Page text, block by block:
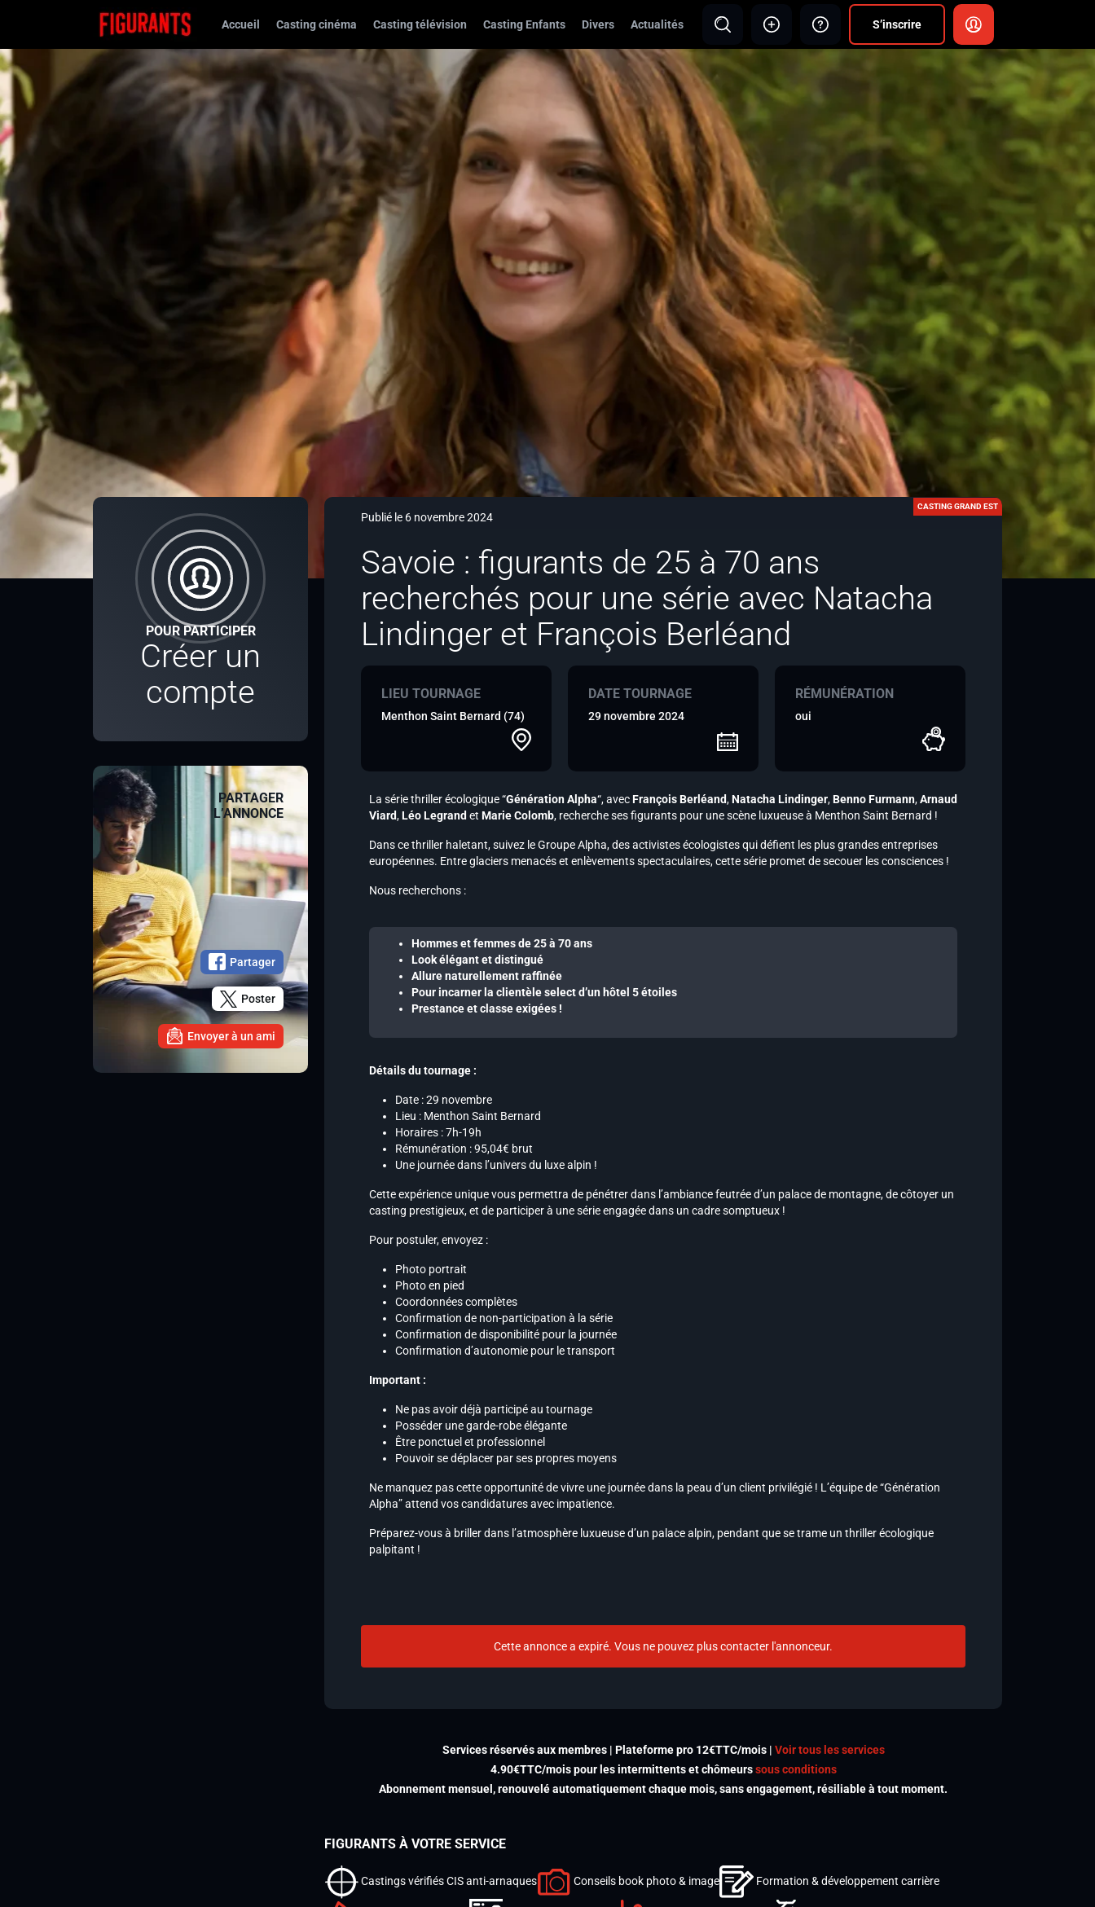
Accueil Casting cinéma Casting télévision Casting Enfants Divers Actualités S’inscrire
POUR PARTICIPER
Créer un
compte
PARTAGER
L’ANNONCE
Partager
Poster
Envoyer à un ami
Publié le 6 novembre 2024
CASTING GRAND EST
Savoie : figurants de 25 à 70 ans
recherchés pour une série avec Natacha
Lindinger et François Berléand
LIEU TOURNAGE
Menthon Saint Bernard (74)
DATE TOURNAGE
29 novembre 2024
RÉMUNÉRATION
oui
La série thriller écologique “Génération Alpha“, avecFrançois Berléand,Natacha Lindinger,Benno Furmann,Arnaud
Viard,Léo Legrand et Marie Colomb, recherche ses figurants pour une scène luxueuse à Menthon Saint Bernard !
Dans ce thriller haletant, suivez le Groupe Alpha, des activistes écologistes qui défient les plus grandes entreprises
européennes. Entre glaciers menacés et enlèvements spectaculaires, cette série promet de secouer les consciences !
Nous recherchons :
Hommes et femmes de 25 à 70 ans
Look élégant et distingué
Allure naturellement raffinée
Pour incarner la clientèle select d’un hôtel 5 étoiles
Prestance et classe exigées !
Détails du tournage :
Date : 29 novembre
Lieu : Menthon Saint Bernard
Horaires : 7h-19h
Rémunération : 95,04€ brut
Une journée dans l’univers du luxe alpin !
Cette expérience unique vous permettra de pénétrer dans l’ambiance feutrée d’un palace de montagne, de côtoyer un
casting prestigieux, et de participer à une série engagée dans un cadre somptueux !
Pour postuler, envoyez :
Photo portrait
Photo en pied
Coordonnées complètes
Confirmation de non-participation à la série
Confirmation de disponibilité pour la journée
Confirmation d’autonomie pour le transport
Important :
Ne pas avoir déjà participé au tournage
Posséder une garde-robe élégante
Être ponctuel et professionnel
Pouvoir se déplacer par ses propres moyens
Ne manquez pas cette opportunité de vivre une journée dans la peau d’un client privilégié ! L’équipe de “Génération
Alpha” attend vos candidatures avec impatience.
Préparez-vous à briller dans l’atmosphère luxueuse d’un palace alpin, pendant que se trame un thriller écologique
palpitant !
Cette annonce a expiré. Vous ne pouvez plus contacter l'annonceur.
Services réservés aux membres | Plateforme pro 12€TTC/mois | Voir tous les services
4.90€TTC/mois pour les intermittents et chômeurssous conditions
Abonnement mensuel, renouvelé automatiquement chaque mois, sans engagement, résiliable à tout moment.
FIGURANTS À VOTRE SERVICE
Castings vérifiés CIS anti-arnaques Conseils book photo & image Formation & développement carrière